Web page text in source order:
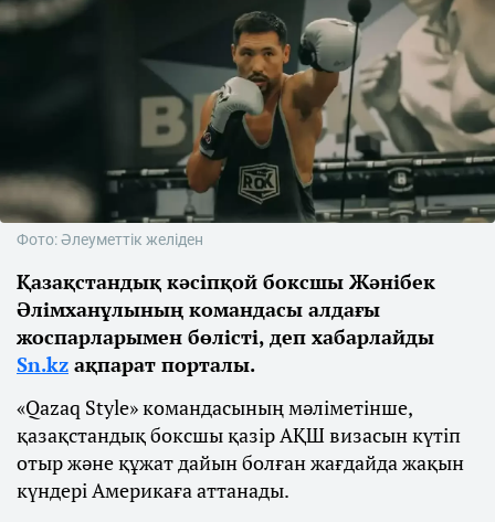
Фото: Әлеуметтік желіден
Қазақстандық кәсіпқой боксшы Жәнібек
Әлімханұлының командасы алдағы
жоспарларымен бөлісті, деп хабарлайды
Sn.kz ақпарат порталы.
«Qazaq Style» командасының мәліметінше,
қазақстандық боксшы қазір АҚШ визасын күтіп
отыр және құжат дайын болған жағдайда жақын
күндері Америкаға аттанады.